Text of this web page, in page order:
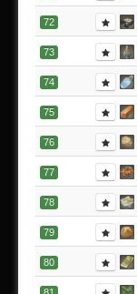
72
73
74
75
76
77
78
79
80